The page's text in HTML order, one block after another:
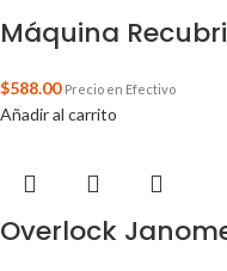
Máquina
$588.00 Precio en Efectivo
Añadir al carrito
Overlock